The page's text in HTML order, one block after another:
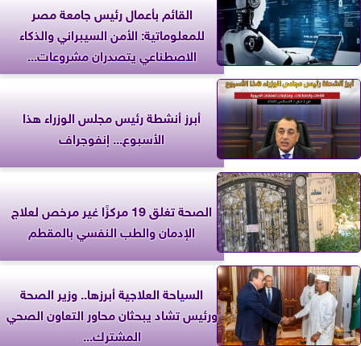
القائم بأعمال رئيس جامعة مصر
للمعلوماتية: الأمن السيبراني والذكاء
الاصطناعي يتصدران مشروعات...
أبرز أنشطة رئيس مجلس الوزراء هذا
الأسبوع... إنفوجراف
الصحة تغلق 19 مركزًا غير مرخص لعلاج
الإدمان والطب النفسي بالمقطم
السياحة العلاجية أبرزها.. وزير الصحة
ورئيس تشاد يبحثان محاور التعاون الصحي
المشترك...